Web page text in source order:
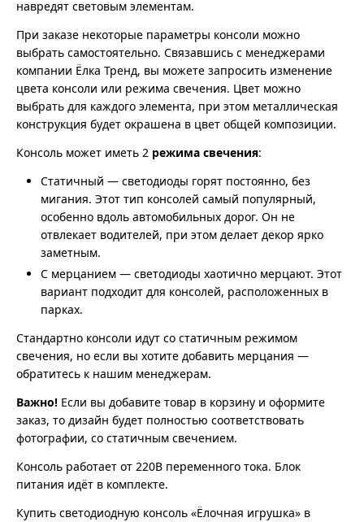
навредят световым элементам.
При заказе некоторые параметры консоли можно
выбрать самостоятельно. Связавшись с менеджерами
компании Ёлка Тренд, вы можете запросить изменение
цвета консоли или режима свечения. Цвет можно
выбрать для каждого элемента, при этом металлическая
конструкция будет окрашена в цвет общей композиции.
Консоль может иметь 2 режима свечения:
Статичный — светодиоды горят постоянно, без
мигания. Этот тип консолей самый популярный,
особенно вдоль автомобильных дорог. Он не
отвлекает водителей, при этом делает декор ярко
заметным.
С мерцанием — светодиоды хаотично мерцают. Этот
вариант подходит для консолей, расположенных в
парках.
Стандартно консоли идут со статичным режимом
свечения, но если вы хотите добавить мерцания —
обратитесь к нашим менеджерам.
Важно! Если вы добавите товар в корзину и оформите
заказ, то дизайн будет полностью соответствовать
фотографии, со статичным свечением.
Консоль работает от 220В переменного тока. Блок
питания идёт в комплекте.
Купить светодиодную консоль «Ёлочная игрушка» в